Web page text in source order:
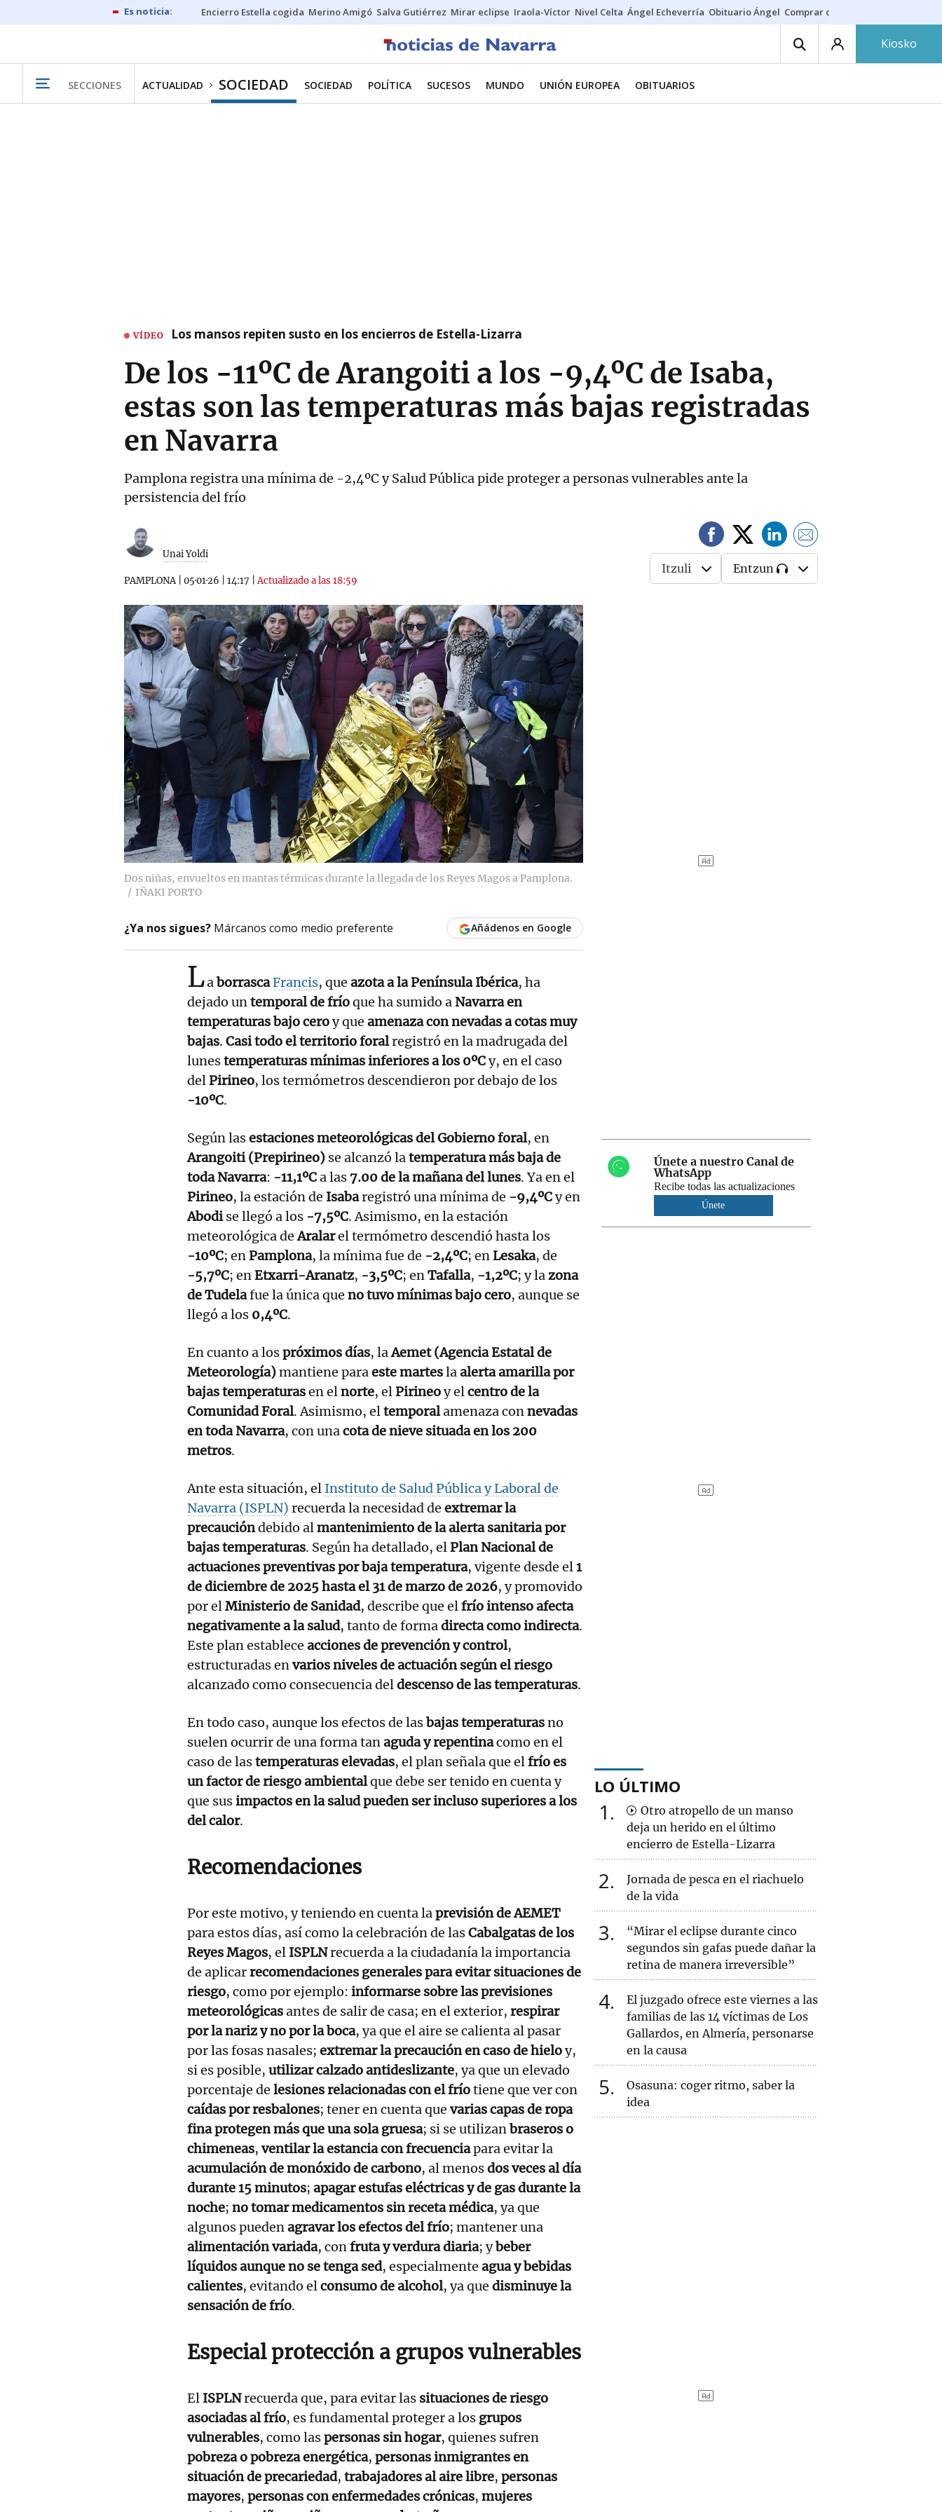
Encierro Estella cogida Merino Amigó Salva Gutiérrez Mirar eclipse Iraola-Víctor Nivel Celta Ángel Echeverría Obituario Ángel Comprar casa
Kiosko
SECCIONES ACTUALIDAD SOCIEDAD SOCIEDAD POLÍTICA SUCESOS MUNDO UNIÓN EUROPEA OBITUARIOS
VÍDEO Los mansos repiten susto en los encierros de Estella-Lizarra
De los -11ºC de Arangoiti a los -9,4ºC de Isaba,
estas son las temperaturas más bajas registradas
en Navarra
Pamplona registra una mínima de -2,4ºC y Salud Pública pide proteger a personas vulnerables ante la
persistencia del frío
Unai Yoldi
PAMPLONA| 05·01·26 14:17 |Actualizado a las 18:59
Itzuli Entzun
Dos niñas, envueltos en mantas térmicas durante la llegada de los Reyes Magos a Pamplona.
IÑAKI PORTO
¿Ya nos sigues? Márcanos como medio preferente Añádenos en Google
LaborrascaFrancis, que azota a la Península Ibérica, ha
dejado untemporal de fríoque ha sumido a Navarra en
temperaturas bajo ceroy que amenaza con nevadas a cotas muy
bajas. Casi todo el territorio foralregistró en la madrugada del
lunestemperaturas mínimas inferiores a los 0ºCy, en el caso
delPirineo, los termómetros descendieron por debajo de los
-10ºC.
Según lasestaciones meteorológicas del Gobierno foral, en
Arangoiti (Prepirineo) se alcanzó latemperatura más baja de
toda Navarra: -11,1ºCa las 7.00 de la mañana del lunes. Ya en el
Pirineo, la estación de Isabaregistró una mínima de -9,4ºCy en
Abodise llegó a los -7,5ºC. Asimismo, en la estación
meteorológica deAralarel termómetro descendió hasta los
-10ºC; enPamplona, la mínima fue de -2,4ºC; enLesaka, de
-5,7ºC; enEtxarri-Aranatz, -3,5ºC; enTafalla, -1,2ºC; y lazona
de Tudelafue la única que no tuvo mínimas bajo cero, aunque se
llegó a los 0,4ºC.
En cuanto a lospróximos días, laAemet (Agencia Estatal de
Meteorología)mantiene paraeste marteslaalerta amarilla por
bajas temperaturasen elnorte, elPirineoy elcentro de la
Comunidad Foral. Asimismo, eltemporalamenaza connevadas
en toda Navarra, con unacota de nieve situada en los 200
metros.
Ante esta situación, el Instituto de Salud Pública y Laboral de
Navarra (ISPLN) recuerda la necesidad de extremar la
precaucióndebido almantenimiento de la alerta sanitaria por
bajas temperaturas. Según ha detallado, elPlan Nacional de
actuaciones preventivas por baja temperatura, vigente desde el1
de diciembre de 2025 hasta el 31 de marzo de 2026, y promovido
por elMinisterio de Sanidad, describe que elfrío intenso afecta
negativamente a la salud, tanto de formadirecta como indirecta.
Este plan establece acciones de prevención y control,
estructuradas envarios niveles de actuación según el riesgo
alcanzado como consecuencia deldescenso de las temperaturas.
En todo caso, aunque los efectos de lasbajas temperaturasno
suelen ocurrir de una forma tanaguda y repentinacomo en el
caso de lastemperaturas elevadas, el plan señala que elfrío es
un factor de riesgo ambientalque debe ser tenido en cuenta y
que susimpactos en la salud pueden ser incluso superiores a los
del calor.
Recomendaciones
Por este motivo, y teniendo en cuenta laprevisión de AEMET
para estos días, así como la celebración de lasCabalgatas de los
Reyes Magos, el ISPLNrecuerda a la ciudadanía la importancia
de aplicarrecomendaciones generales para evitar situaciones de
riesgo, como por ejemplo: informarse sobre las previsiones
meteorológicasantes de salir de casa; en el exterior, respirar
por la nariz y no por la boca, ya que el aire se calienta al pasar
por las fosas nasales; extremar la precaución en caso de hieloy,
si es posible, utilizar calzado antideslizante, ya que un elevado
porcentaje de lesiones relacionadas con el fríotiene que ver con
caídas por resbalones; tener en cuenta que varias capas de ropa
fina protegen más que una sola gruesa; si se utilizanbraseros o
chimeneas, ventilar la estancia con frecuenciapara evitar la
acumulación de monóxido de carbono, al menosdos veces al día
durante 15 minutos; apagar estufas eléctricas y de gas durante la
noche; no tomar medicamentos sin receta médica, ya que
algunos puedenagravar los efectos del frío; mantener una
alimentación variada, confruta y verdura diaria; ybeber
líquidos aunque no se tenga sed, especialmente agua y bebidas
calientes, evitando elconsumo de alcohol, ya que disminuye la
sensación de frío.
Especial protección a grupos vulnerables
El ISPLNrecuerda que, para evitar las situaciones de riesgo
asociadas al frío, es fundamental proteger a los grupos
vulnerables, como laspersonas sin hogar, quienes sufren
pobreza o pobreza energética, personas inmigrantes en
situación de precariedad, trabajadores al aire libre, personas
mayores, personas con enfermedades crónicas, mujeres
Únete a nuestro Canal de
WhatsApp
Recibe todas las actualizaciones
Únete
LO ÚLTIMO
1
Otro atropello de un manso
deja un herido en el último
encierro de Estella-Lizarra
2
Jornada de pesca en el riachuelo
de la vida
3
“Mirar el eclipse durante cinco
segundos sin gafas puede dañar la
retina de manera irreversible”
4
El juzgado ofrece este viernes a las
familias de las 14 víctimas de Los
Gallardos, en Almería, personarse
en la causa
5
Osasuna: coger ritmo, saber la
idea